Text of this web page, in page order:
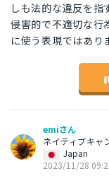
しも法的な違反を指
侵害的で不適切な行
に使う表現ではあり
emiさん
ネイティブキャ
Japan
2023/11/28